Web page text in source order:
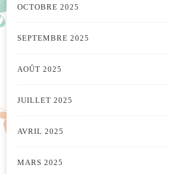
OCTOBRE 2025
SEPTEMBRE 2025
AOÛT 2025
JUILLET 2025
AVRIL 2025
MARS 2025